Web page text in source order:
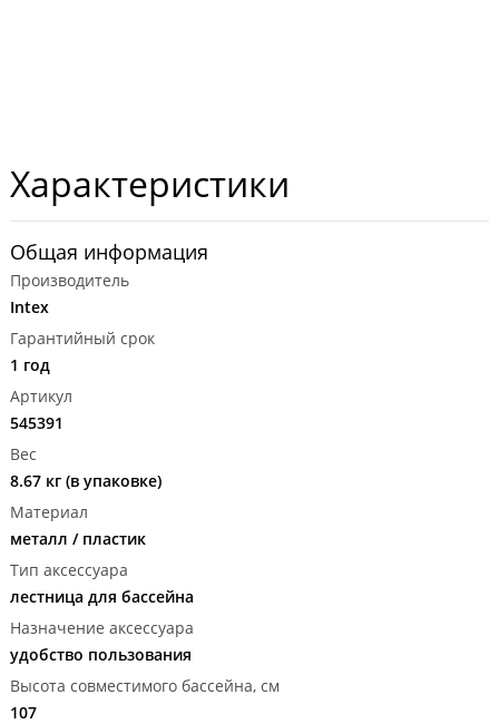
Характеристики
Общая информация
Производитель
Intex
Гарантийный срок
1 год
Артикул
545391
Вес
8.67 кг (в упаковке)
Материал
металл / пластик
Тип аксессуара
лестница для бассейна
Назначение аксессуара
удобство пользования
Высота совместимого бассейна, см
107